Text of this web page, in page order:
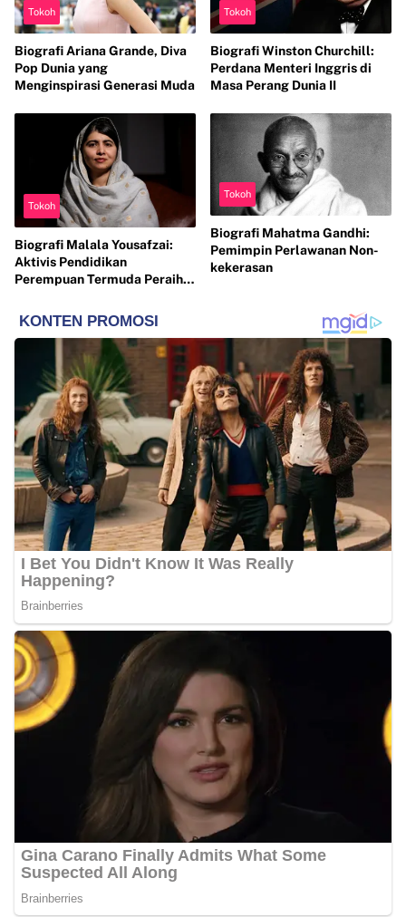
Tokoh
Biografi Ariana Grande, Diva
Pop Dunia yang
Menginspirasi Generasi Muda
Tokoh
Biografi Winston Churchill:
Perdana Menteri Inggris di
Masa Perang Dunia II
Tokoh
Biografi Malala Yousafzai:
Aktivis Pendidikan
Perempuan Termuda Peraih
Tokoh
Biografi Mahatma Gandhi:
Pemimpin Perlawanan Non-
kekerasan